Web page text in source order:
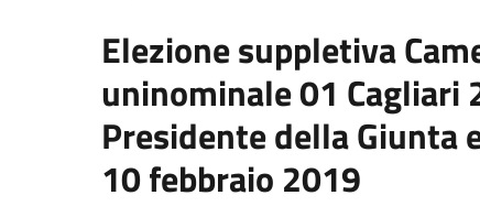
Elezione suppletiva
uninominale 01 Cagliari
Presidente della Giunta
10 febbraio 2019